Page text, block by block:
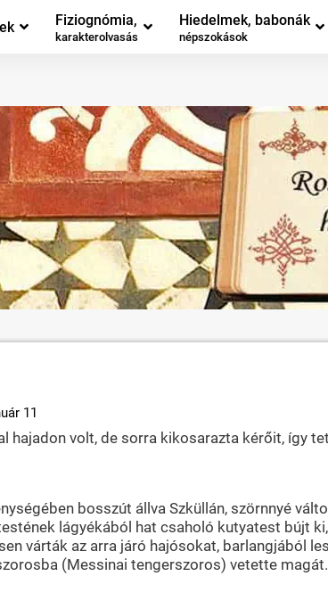
Fiziognómia,
karakterolvasás
Hiedelmek, babonák
népszokások
11
hajadon volt, de sorra kikosarazta kérőit, így
bosszút állva Szküllán, szörnnyé
lágyékából hat csaholó kutyatest bújt
várták az arra járó hajósokat, barlangjából
(Messinai tengerszoros) vetette